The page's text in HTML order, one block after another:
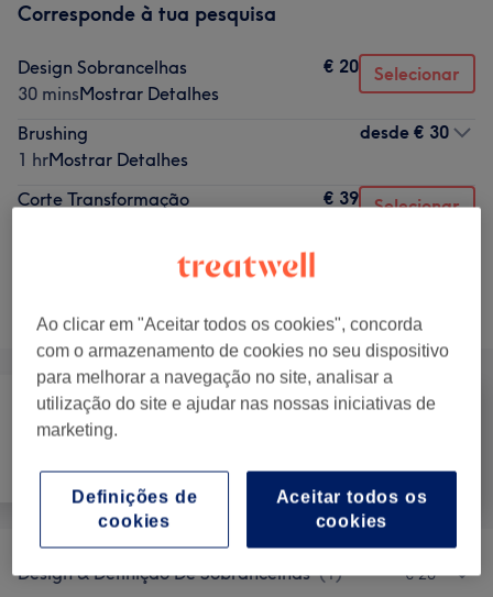
Corresponde à tua pesquisa
Design Sobrancelhas
30 minsMostrar Detalhes
€ 20 Selecionar
Brushing
1 hrMostrar Detalhes
desde € 30
Corte Transformação
€ 39 Selecionar
Procurar serviços
Cabeleireiro
Design & Definição De Sobrancelhas (1) € 20
Ao clicar em "Aceitar todos os cookies", concorda
com o armazenamento de cookies no seu dispositivo
para melhorar a navegação no site, analisar a
utilização do site e ajudar nas nossas iniciativas de
marketing.
Aceitar todos os
cookies
Definições de
cookies